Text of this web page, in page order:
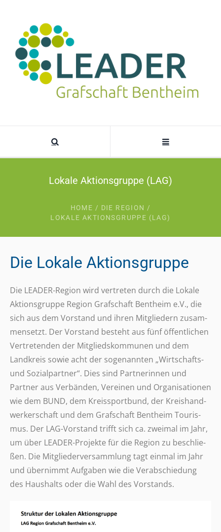
Lokale Aktionsgruppe (LAG)
HOME / DIE REGION /
LOKALE AKTIONSGRUPPE (LAG)
Die Lokale Aktionsgruppe
Die LEADER-Region wird vertre­ten durch die Lokale
Akti­ons­gruppe Region Graf­schaft Bent­heim e.V., die
sich aus dem Vorstand und ihren Mitglie­dern zusam­
men­setzt. Der Vorstand besteht aus fünf öffent­li­chen
Vertre­ten­den der Mitglieds­kom­mu­nen und dem
Land­kreis sowie acht der soge­nann­ten „Wirt­schafts-
und Sozi­al­part­ner“. Dies sind Part­ne­rin­nen und
Partner aus Verbän­den, Verei­nen und Orga­ni­sa­tio­nen
wie dem BUND, dem Kreis­sport­bund, der Kreis­hand­
wer­ker­schaft und dem Graf­schaft Bent­heim Touris­
mus. Der LAG-Vorstand trifft sich ca. zweimal im Jahr,
um über LEADER-Projekte für die Region zu beschlie­
ßen. Die Mitglie­der­ver­samm­lung tagt einmal im Jahr
und über­nimmt Aufga­ben wie die Verab­schie­dung
des Haus­halts oder die Wahl des Vorstands.